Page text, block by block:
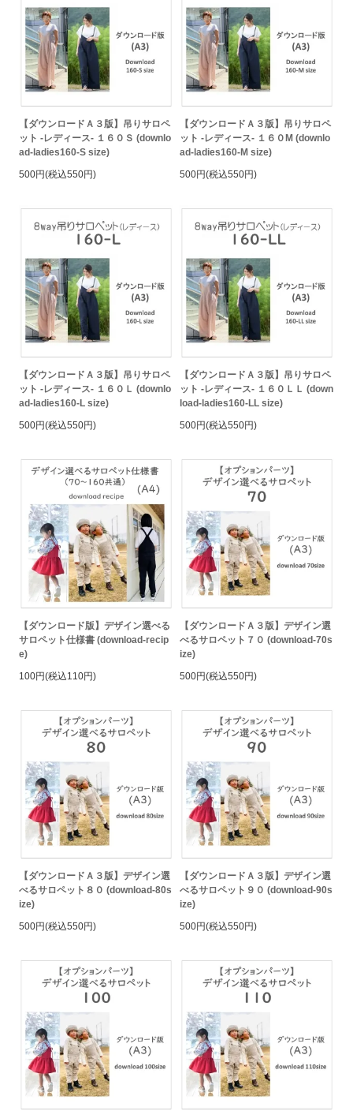
【ダウンロードＡ３版】吊りサロペ
ット -レディース- １６０Ｓ (downlo
ad-ladies160-S size)
500円(税込550円)
【ダウンロードＡ３版】吊りサロペ
ット -レディース- １６０M (downlo
ad-ladies160-M size)
500円(税込550円)
【ダウンロードＡ３版】吊りサロペ
ット -レディース- １６０Ｌ (downlo
ad-ladies160-L size)
500円(税込550円)
【ダウンロードＡ３版】吊りサロペ
ット -レディース- １６０ＬＬ (down
load-ladies160-LL size)
500円(税込550円)
【ダウンロード版】デザイン選べる
サロペット仕様書 (download-recip
e)
100円(税込110円)
【ダウンロードＡ３版】デザイン選
べるサロペット７０ (download-70s
ize)
500円(税込550円)
【ダウンロードＡ３版】デザイン選
べるサロペット８０ (download-80s
ize)
500円(税込550円)
【ダウンロードＡ３版】デザイン選
べるサロペット９０ (download-90s
ize)
500円(税込550円)